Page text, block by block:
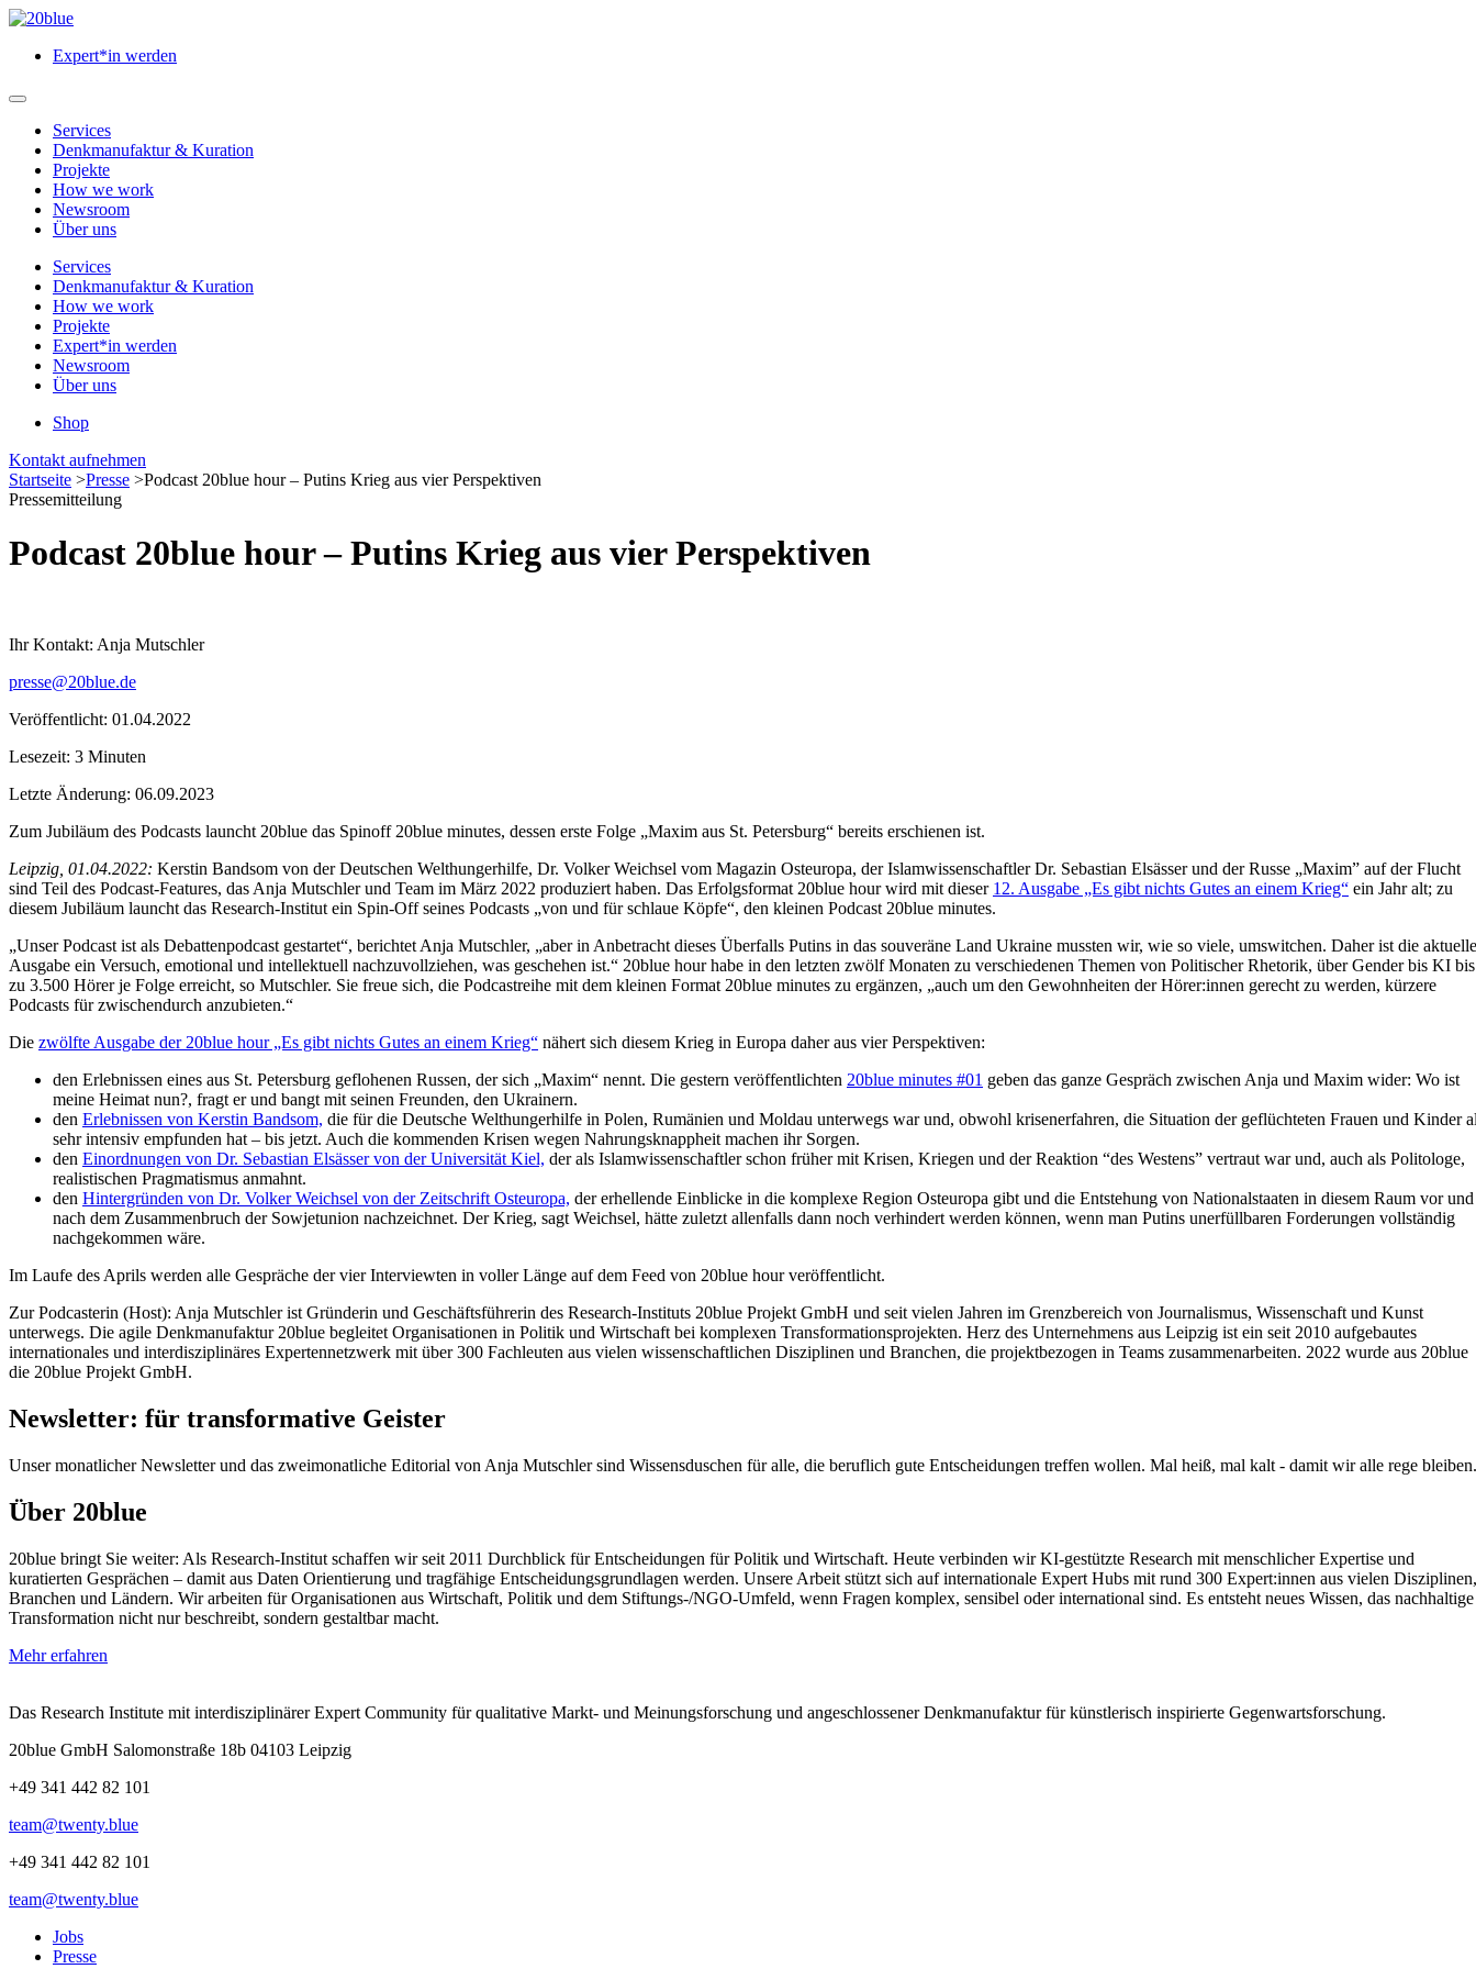
Zum
springenExpert*in werden
Hauptmenü
öffnenServices
Denkmanufaktur & Kuration
Projekte
How we work
Newsroom
Über uns
Services
Denkmanufaktur & Kuration
How we work
Projekte
Expert*in werden
Newsroom
Über uns
Shop
Menü
schließen
Kontakt aufnehmen
Startseite >Presse >Podcast 20blue hour – Putins Krieg aus vier Perspektiven
Pressemitteilung
Podcast 20blue hour – Putins Krieg aus vier Perspektiven
Ihr Kontakt: Anja Mutschler
presse@20blue.de
Veröffentlicht: 01.04.2022
Lesezeit: 3 Minuten
Letzte Änderung: 06.09.2023
Zum Jubiläum des Podcasts launcht 20blue das Spinoff 20blue minutes, dessen erste Folge „Maxim aus St. Petersburg“ bereits erschienen ist.
Leipzig, 01.04.2022: Kerstin Bandsom von der Deutschen Welthungerhilfe, Dr. Volker Weichsel vom Magazin Osteuropa, der Islamwissenschaftler Dr. Sebastian Elsässer und der Russe „Maxim” auf der Flucht
sind Teil des Podcast-Features, das Anja Mutschler und Team im März 2022 produziert haben. Das Erfolgsformat 20blue hour wird mit dieser 12. Ausgabe „Es gibt nichts Gutes an einem Krieg“ ein Jahr alt; zu
diesem Jubiläum launcht das Research-Institut ein Spin-Off seines Podcasts „von und für schlaue Köpfe“, den kleinen Podcast 20blue minutes.
„Unser Podcast ist als Debattenpodcast gestartet“, berichtet Anja Mutschler, „aber in Anbetracht dieses Überfalls Putins in das souveräne Land Ukraine mussten wir, wie so viele, umswitchen. Daher ist die aktuelle
Ausgabe ein Versuch, emotional und intellektuell nachzuvollziehen, was geschehen ist.“ 20blue hour habe in den letzten zwölf Monaten zu verschiedenen Themen von Politischer Rhetorik, über Gender bis KI bis
zu 3.500 Hörer je Folge erreicht, so Mutschler. Sie freue sich, die Podcastreihe mit dem kleinen Format 20blue minutes zu ergänzen, „auch um den Gewohnheiten der Hörer:innen gerecht zu werden, kürzere
Podcasts für zwischendurch anzubieten.“
Die zwölfte Ausgabe der 20blue hour „Es gibt nichts Gutes an einem Krieg“ nähert sich diesem Krieg in Europa daher aus vier Perspektiven:
den Erlebnissen eines aus St. Petersburg geflohenen Russen, der sich „Maxim“ nennt. Die gestern veröffentlichten 20blue minutes #01 geben das ganze Gespräch zwischen Anja und Maxim wider: Wo ist
meine Heimat nun?, fragt er und bangt mit seinen Freunden, den Ukrainern.
den Erlebnissen von Kerstin Bandsom, die für die Deutsche Welthungerhilfe in Polen, Rumänien und Moldau unterwegs war und, obwohl krisenerfahren, die Situation der geflüchteten Frauen und Kinder
sehr intensiv empfunden hat – bis jetzt. Auch die kommenden Krisen wegen Nahrungsknappheit machen ihr Sorgen.
den Einordnungen von Dr. Sebastian Elsässer von der Universität Kiel, der als Islamwissenschaftler schon früher mit Krisen, Kriegen und der Reaktion “des Westens” vertraut war und, auch als Politologe,
realistischen Pragmatismus anmahnt.
den Hintergründen von Dr. Volker Weichsel von der Zeitschrift Osteuropa, der erhellende Einblicke in die komplexe Region Osteuropa gibt und die Entstehung von Nationalstaaten in diesem Raum vor und
nach dem Zusammenbruch der Sowjetunion nachzeichnet. Der Krieg, sagt Weichsel, hätte zuletzt allenfalls dann noch verhindert werden können, wenn man Putins unerfüllbaren Forderungen vollständig
nachgekommen wäre.
Im Laufe des Aprils werden alle Gespräche der vier Interviewten in voller Länge auf dem Feed von 20blue hour veröffentlicht.
Zur Podcasterin (Host): Anja Mutschler ist Gründerin und Geschäftsführerin des Research-Instituts 20blue Projekt GmbH und seit vielen Jahren im Grenzbereich von Journalismus, Wissenschaft und Kunst
unterwegs. Die agile Denkmanufaktur 20blue begleitet Organisationen in Politik und Wirtschaft bei komplexen Transformationsprojekten. Herz des Unternehmens aus Leipzig ist ein seit 2010 aufgebautes
internationales und interdisziplinäres Expertennetzwerk mit über 300 Fachleuten aus vielen wissenschaftlichen Disziplinen und Branchen, die projektbezogen in Teams zusammenarbeiten. 2022 wurde aus 20blue
die 20blue Projekt GmbH.
Newsletter: für transformative Geister
Unser monatlicher Newsletter und das zweimonatliche Editorial von Anja Mutschler sind Wissensduschen für alle, die beruflich gute Entscheidungen treffen wollen. Mal heiß, mal kalt - damit wir alle rege bleiben.
Über 20blue
20blue bringt Sie weiter: Als Research‑Institut schaffen wir seit 2011 Durchblick für Entscheidungen für Politik und Wirtschaft. Heute verbinden wir KI‑gestützte Research mit menschlicher Expertise und
kuratierten Gesprächen – damit aus Daten Orientierung und tragfähige Entscheidungsgrundlagen werden. Unsere Arbeit stützt sich auf internationale Expert Hubs mit rund 300 Expert:innen aus vielen Disziplinen,
Branchen und Ländern. Wir arbeiten für Organisationen aus Wirtschaft, Politik und dem Stiftungs‑/NGO‑Umfeld, wenn Fragen komplex, sensibel oder international sind. Es entsteht neues Wissen, das nachhaltige
Transformation nicht nur beschreibt, sondern gestaltbar macht.
Mehr erfahren
Das Research Institute mit interdisziplinärer Expert Community für qualitative Markt- und Meinungsforschung und angeschlossener Denkmanufaktur für künstlerisch inspirierte Gegenwartsforschung.
20blue GmbH Salomonstraße 18b 04103 Leipzig
+49 341 442 82 101
team@twenty.blue
+49 341 442 82 101
team@twenty.blue
Jobs
Presse